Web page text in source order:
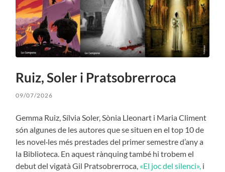
Ruiz, Soler i Pratsobrerroca
09/07/2026
Gemma Ruiz, Sílvia Soler, Sònia Lleonart i Maria Climent
són algunes de les autores que se situen en el top 10 de
les novel·les més prestades del primer semestre d’any a
la Biblioteca. En aquest rànquing també hi trobem el
debut del vigatà Gil Pratsobrerroca, «El joc del silenci», i